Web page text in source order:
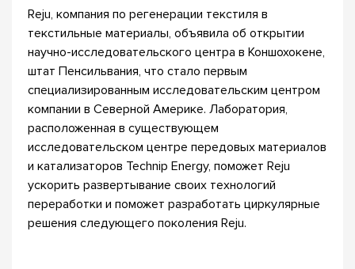
Reju, компания по регенерации текстиля в
текстильные материалы, объявила об открытии
научно-исследовательского центра в Коншохокене,
штат Пенсильвания, что стало первым
специализированным исследовательским центром
компании в Северной Америке. Лаборатория,
расположенная в существующем
исследовательском центре передовых материалов
и катализаторов Technip Energy, поможет Reju
ускорить развертывание своих технологий
переработки и поможет разработать циркулярные
решения следующего поколения Reju.